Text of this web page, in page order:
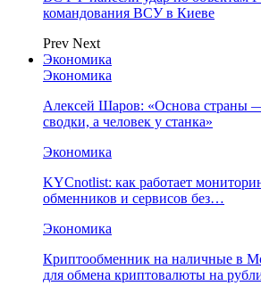
командования ВСУ в Киеве
Prev Next
Экономика
Экономика
Алексей Шаров: «Основа страны
сводки, а человек у станка»
Экономика
KYCnotlist: как работает
обменников и сервисов без…
Экономика
Криптообменник на наличные в
для обмена криптовалюты на